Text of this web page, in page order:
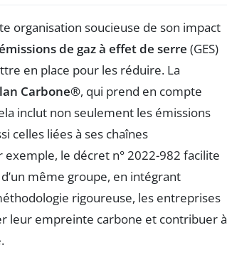
organisation soucieuse de son impact
de gaz à effet de serre (GES)
en place pour les réduire. La
Carbone®, qui prend en compte
inclut non seulement les émissions
celles liées à ses chaînes
exemple, le décret n° 2022-982 facilite
même groupe, en intégrant
rigoureuse, les entreprises
leur empreinte carbone et contribuer à